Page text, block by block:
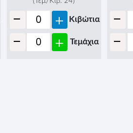
- + Κιβώτια
- + Τεμάχια
-
-